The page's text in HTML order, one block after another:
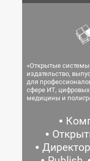
«Открытые
издательство,
для
сфере ИТ, цифровых
медицины и